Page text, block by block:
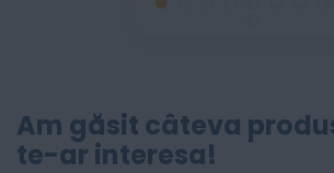
Am găsit câteva
te-ar interesa!